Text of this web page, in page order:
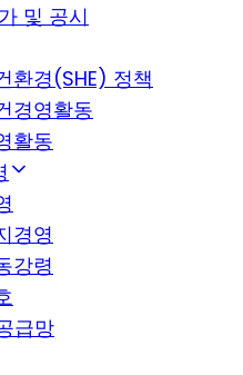
및 공시
환경(SHE) 정책
경영활동
활동
경영
강령
급망